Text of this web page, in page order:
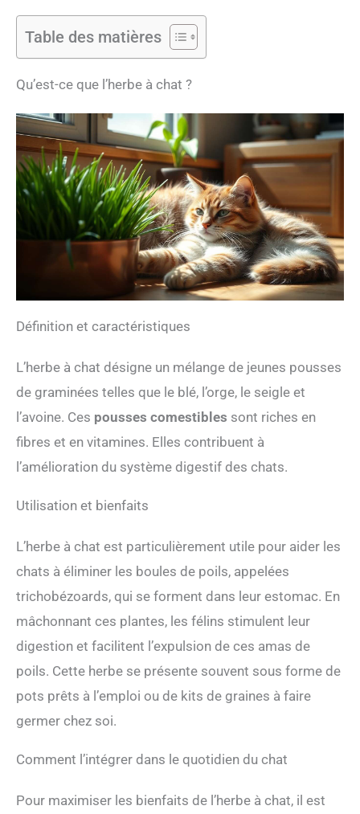
Table des matières
Qu’est-ce que l’herbe à chat ?
Définition et caractéristiques
L’herbe à chat désigne un mélange de jeunes pousses
de graminées telles que le blé, l’orge, le seigle et
l’avoine. Ces pousses comestibles sont riches en
fibres et en vitamines. Elles contribuent à
l’amélioration du système digestif des chats.
Utilisation et bienfaits
L’herbe à chat est particulièrement utile pour aider les
chats à éliminer les boules de poils, appelées
trichobézoards, qui se forment dans leur estomac. En
mâchonnant ces plantes, les félins stimulent leur
digestion et facilitent l’expulsion de ces amas de
poils. Cette herbe se présente souvent sous forme de
pots prêts à l’emploi ou de kits de graines à faire
germer chez soi.
Comment l’intégrer dans le quotidien du chat
Pour maximiser les bienfaits de l’herbe à chat, il est